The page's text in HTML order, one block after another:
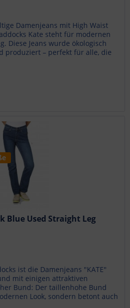
Damenjeans mit High Waist
Kate steht für modernen
Diese Jeans wurde ökologisch
produziert – perfekt für alle, die
Blue Used Straight Leg
ist die Damenjeans "KATE"
mit einigen attraktiven
Bund: Der taillenhohe Bund
Look, sondern betont auch